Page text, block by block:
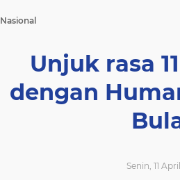
Nasional
Unjuk rasa
dengan
Senin, 11